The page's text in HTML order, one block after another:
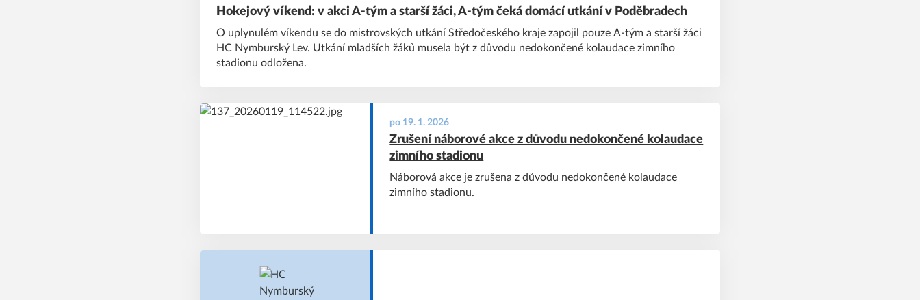
Hokejový víkend: v akci A-tým a starší žáci, A-tým čeká domácí utkání v Poděbradech
O uplynulém víkendu se do mistrovských utkání Středočeského kraje zapojil pouze A-tým a starší žáci
HC Nymburský Lev. Utkání mladších žáků musela být z důvodu nedokončené kolaudace zimního
stadionu odložena.
po 19. 1. 2026
Zrušení náborové akce z důvodu nedokončené kolaudace
zimního stadionu
Náborová akce je zrušena z důvodu nedokončené kolaudace
zimního stadionu.